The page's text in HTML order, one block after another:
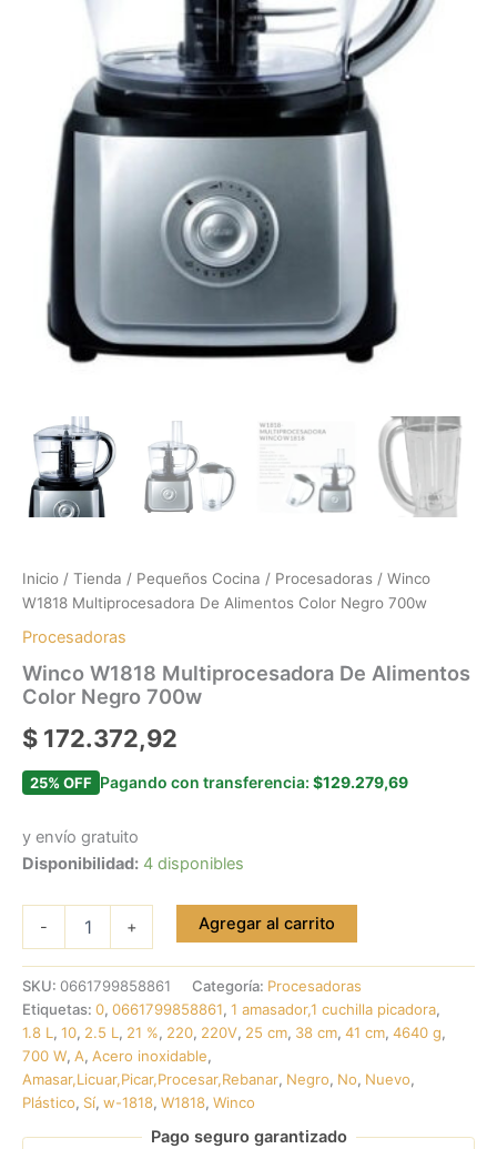
Inicio / Tienda / Pequeños Cocina / Procesadoras / Winco
W1818 Multiprocesadora De Alimentos Color Negro 700w
Procesadoras
Winco W1818 Multiprocesadora De Alimentos
Color Negro 700w
$ 172.372,92
25% OFF Pagando con transferencia: $129.279,69
y envío gratuito
Disponibilidad: 4 disponibles
- + Agregar al carrito
SKU: 0661799858861 Categoría: Procesadoras
Etiquetas: 0, 0661799858861, 1 amasador,1 cuchilla picadora,
1.8 L , 10, 2.5 L , 21 %, 220, 220V, 25 cm, 38 cm, 41 cm, 4640 g,
700 W, A, Acero inoxidable,
Amasar,Licuar,Picar,Procesar,Rebanar, Negro, No, Nuevo,
Plástico, Sí, w-1818, W1818, Winco
Pago seguro garantizado